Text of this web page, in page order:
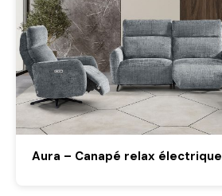
Aura – Canapé relax électrique